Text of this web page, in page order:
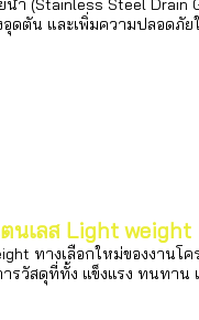
น้ำ (Stainless Steel
ดตัน และเพิ่มความปลอดภัย
นเลส Light weight
ทางเลือกใหม่ของงาน
รวัสดุที่ทั้ง แข็งแรง ทนทาน